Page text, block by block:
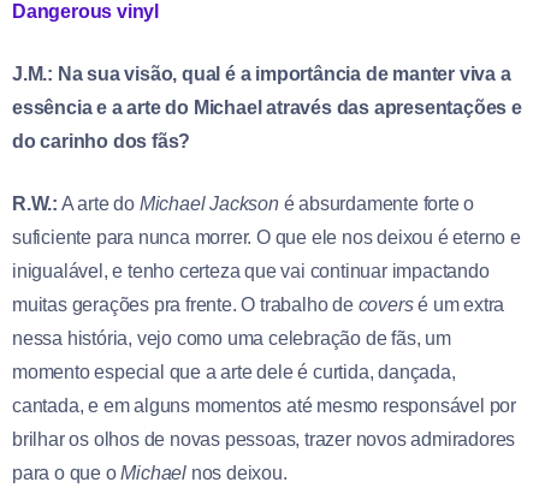
Dangerous vinyl
J.M.: Na sua visão, qual é a importância de manter viva a
essência e a arte do Michael através das apresentações e
do carinho dos fãs?
R.W.: A arte do Michael Jacksoné absurdamente forte o
suficiente para nunca morrer. O que ele nos deixou é eterno e
inigualável, e tenho certeza que vai continuar impactando
muitas gerações pra frente. O trabalho de coversé um extra
nessa história, vejo como uma celebração de fãs, um
momento especial que a arte dele é curtida, dançada,
cantada, e em alguns momentos até mesmo responsável por
brilhar os olhos de novas pessoas, trazer novos admiradores
para o que oMichael nos deixou.